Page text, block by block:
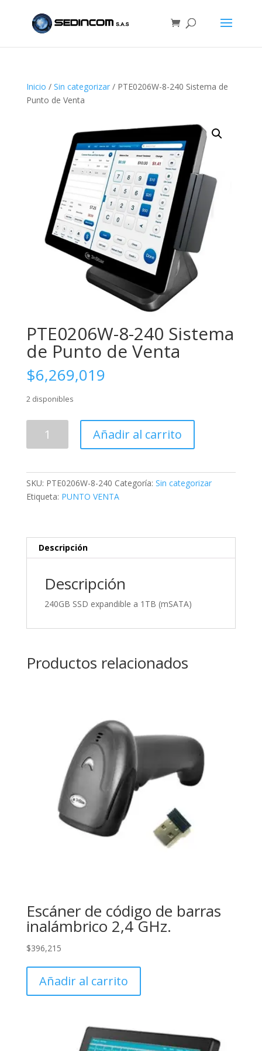
Inicio / Sin categorizar/ PTE0206W-8-240 Sistema de
Punto de Venta
PTE0206W-8-240 Sistema
de Punto de Venta
$6,269,019
2 disponibles
de
Punto
Añadir al carrito
SKU: PTE0206W-8-240 Categoría: Sin categorizar
Etiqueta: PUNTO VENTA
Descripción
Descripción
240GB SSD expandible a 1TB (mSATA)
Productos relacionados
Escáner de código de barras
inalámbrico 2,4 GHz.
$396,215
Añadir al carrito